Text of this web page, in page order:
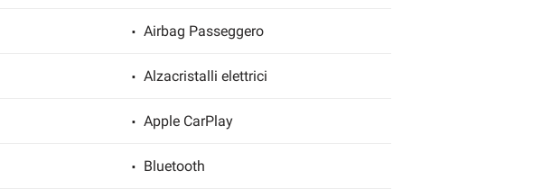
Airbag Passeggero
Alzacristalli elettrici
Apple CarPlay
Bluetooth